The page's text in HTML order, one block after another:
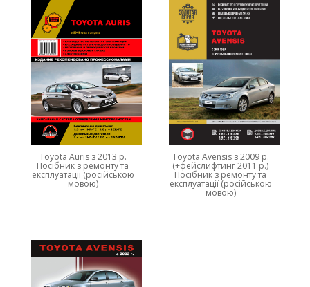
Toyota Auris з 2013 р.
Посібник з ремонту та
експлуатації (російською
мовою)
Toyota Avensis з 2009 р.
(+фейслифтинг 2011 р.)
Посібник з ремонту та
експлуатації (російською
мовою)